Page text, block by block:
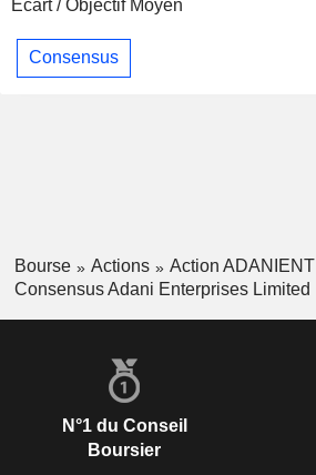
Ecart / Objectif Moyen
Consensus
Bourse Actions
Action ADANIENT
Consensus Adani Enterprises Limited
N°1 du Conseil
Boursier